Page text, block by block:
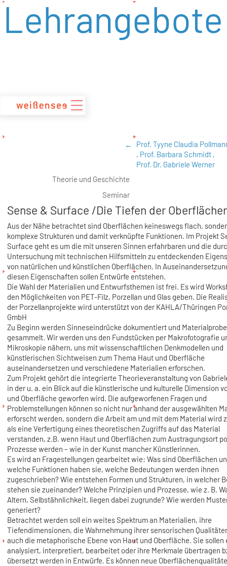
zumLehrangebote
Prof. Tyyne Claudia
, Prof. Barbara Schmidt ,
Prof. Dr. Gabriele Werner
Theorie und Geschichte
Seminar
Sense & Surface /Die Tiefen der
Aus der Nähe betrachtet sind Oberflächen keineswegs flach,
komplexe Strukturen und damit verknüpfte Funktionen. Im Projekt
Surface geht es um die mit unseren Sinnen erfahrbaren und die
Untersuchung mit technischen Hilfsmitteln zu entdeckenden
von natürlichen und künstlichen Oberflächen. In
diesen Eigenschaften sollen Entwürfe entstehen.
Die Wahl der Materialien und Entwurfsthemen ist frei. Es wird
den Möglichkeiten von PET-Filz, Porzellan und Glas geben. Die
der Porzellanprojekte wird unterstützt von der KAHLA/Thüringen
GmbH
Zu Beginn werden Sinneseindrücke dokumentiert und
gesammelt. Wir werden uns den Fundstücken per Makrofotografie
Mikroskopie nähern, uns mit wissenschaftlichen Denkmodellen und
künstlerischen Sichtweisen zum Thema Haut und Oberfläche
auseinandersetzen und verschiedene Materialien erforschen.
Zum Projekt gehört die integrierte Theorieveranstaltung von
in der u. a. ein Blick auf die künstlerische und kulturelle Dimension
und Oberfläche geworfen wird. Die aufgeworfenen Fragen und
Problemstellungen können so nicht nur anhand der ausgewählten
erforscht werden, sondern die Arbeit am und mit dem Material wird
als eine Verfertigung eines theoretischen Zugriffs auf das Material
verstanden, z.B. wenn Haut und Oberflächen zum Austragungsort
Prozesse werden – wie in der Kunst mancher Künstlerinnen.
Es wird an Fragestellungen gearbeitet wie: Was sind Oberflächen
welche Funktionen haben sie, welche Bedeutungen werden ihnen
zugeschrieben? Wie entstehen Formen und Strukturen, in welcher
stehen sie zueinander? Welche Prinzipien und Prozesse, wie z. B.
Altern, Selbstähnlichkeit, liegen dabei zugrunde? Wie werden
generiert?
Betrachtet werden soll ein weites Spektrum an Materialien, ihre
Tiefendimensionen, die Wahrnehmung ihrer sensorischen
auch die metaphorische Ebene von Haut und Oberfläche. Sie sollen
analysiert, interpretiert, bearbeitet oder ihre Merkmale übertragen
übersetzt werden in Entwürfe. Es können neue